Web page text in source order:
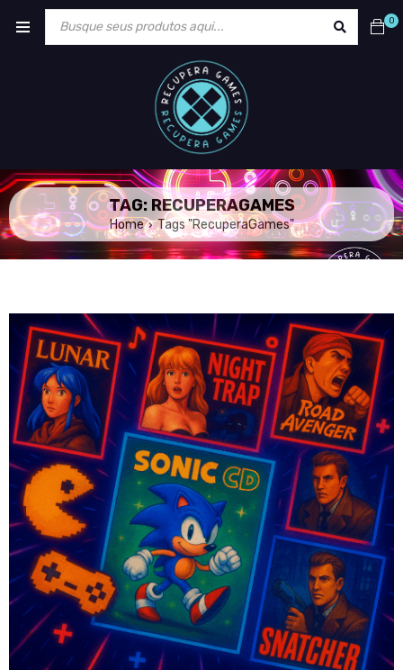
0
TAG: RECUPERAGAMES
Home › Tags "RecuperaGames"